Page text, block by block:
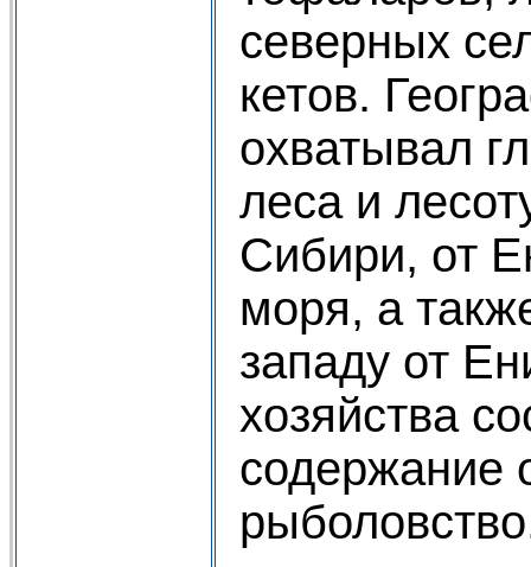
северных
кетов.
охватывал
леса и
Сибири, от
моря, а
западу от
хозяйства
содержание